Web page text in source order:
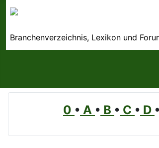
Branchenverzeichnis, Lexikon und
0 • A • B • C • D •